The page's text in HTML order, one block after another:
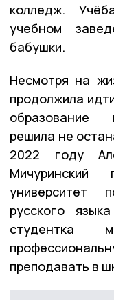
колледж.
учебном
бабушки.
Несмотря на
продолжила
образование
решила не
2022 году
Мичуринский
университет
русского
студентка
преподавать в